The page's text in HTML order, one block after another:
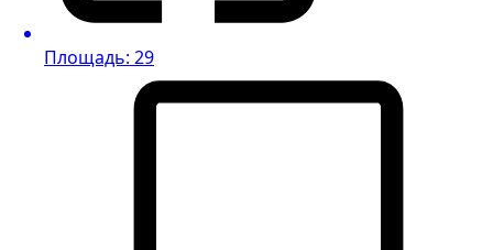
Площадь: 29